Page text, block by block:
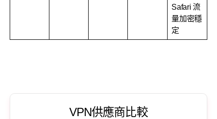
Safari 流
量加密穩
定
VPN供應商比較